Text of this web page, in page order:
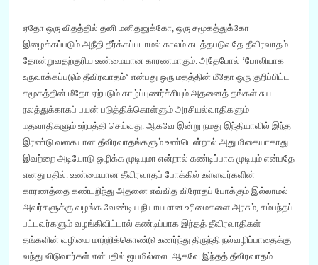
ஏதோ ஒரு விதத்தில் தனி மனிதனுக்கோ ஒரு சமூகத்துக்கோ
இழைக்கப்படும் அநீதி தீர்க்கப்படாமல் காலம் கடத்தபடுவதே தீவிரவாதம்
தோன்றுவதற்குரிய உண்மையான காரணமாகும் . அதேபோல் ‘போலியாக
உருவாக்கப்படும் தீவிரவாதம்‘ என்பது ஒரு மதத்தின் மீதோ ஒரு குறிப்பிட்ட
சமூகத்தின் மீதோ ஏற்படும் காழ்ப்புணர்ச்சியும் அதனைத் தங்கள் சுய
நலத்துக்காகப் பயன் படுத்திக்கொள்ளும் அரசியல்வாதிகளும்
மதவாதிகளும் உற்பத்தி செய்வது . ஆகவே இன்று நமது இந்தியாவில் இந்த
இரண்டு வகையான தீவிரவாதங்களும் உண்டென்றால் அது மிகையாகாது.
இவற்றை அடியோடு ஒழிக்க முடியுமா என்றால் கண்டிப்பாக முடியும் என்பதே
எனது பதில். உண்மையான தீவிரவாதப் போக்கில் உள்ளவர்களின்
காரணத்தை கண்டறிந்து அதனை எவ்வித விரோதப் போக்கும் இல்லாமல்
அவர்களுக்கு வழங்க வேண்டிய நியாயமான உரிமைகளை அரசும் சம்பந்தப்
பட்டவர்களும் வழங்கிவிட்டால் கண்டிப்பாக இந்தத் தீவிரவாதிகள்
தங்களின் வழியை மாற்றிக்கொண்டு உணர்ந்து திருந்தி நல்வழிப்பாதைக்கு
வந்து விடுவார்கள் என்பதில் ஐயமில்லை. ஆகவே இந்தத் தீவிரவாதம்